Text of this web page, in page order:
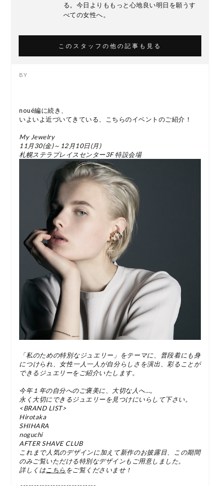
る。今日よりももっと心地良い明日を願うす
べての女性へ。
このスタッフの他の記事も見る
noué編に続き、
いよいよ近づいてきている、こちらのイベントのご紹介！
My Jewelry
11月30(金)～ 12月10日(月)
札幌ステラプレイスセンター3F特設会場
「私のための特別なジュエリー」をテーマに、普段着にも身
につけられ、女性一人一人が自分らしさを演出、彩ることが
できるジュエリーをご紹介いたします。
今年１年の自分へのご褒美に、大切な人へ…。
永く大切にできるジュエリーを見つけにいらして下さい。
<BRAND LIST>
Hirotaka
SHIHARA
noguchi
AFTER SHAVE CLUB
これまで人気のデザインに加えて新作のお披露目、この期間
のみご覧いただける特別なデザインもご用意しました。
詳しくはこちら をご覧くださいませ！